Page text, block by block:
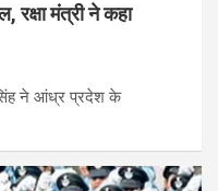
रक्षा मंत्री ने कहा
ने आंध्र प्रदेश के